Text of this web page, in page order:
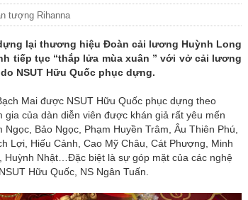
tượng Rihanna
lại thương hiệu Đoàn cải lương Huỳnh Long
tiếp tục “thắp lửa mùa xuân ” với vở cải lương
NSUT Hữu Quốc phục dựng.
Mai được NSUT Hữu Quốc phục dựng theo
của dàn diễn viên được khán giả rất yêu mến
Bảo Ngọc, Phạm Huyền Trâm, Âu Thiên Phú,
Lợi, Hiếu Cảnh, Cao Mỹ Châu, Cát Phượng, Minh
Huỳnh Nhật…Đặc biệt là sự góp mặt của các nghệ
Hữu Quốc, NS Ngân Tuấn.